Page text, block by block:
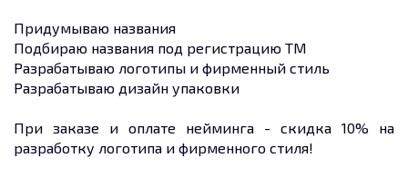
Придумываю названия
Подбираю названия под регистрацию ТМ
Разрабатываю логотипы и фирменный стиль
Разрабатываю дизайн упаковки
При заказе и оплате нейминга - скидка 10% на
разработку логотипа и фирменного стиля!